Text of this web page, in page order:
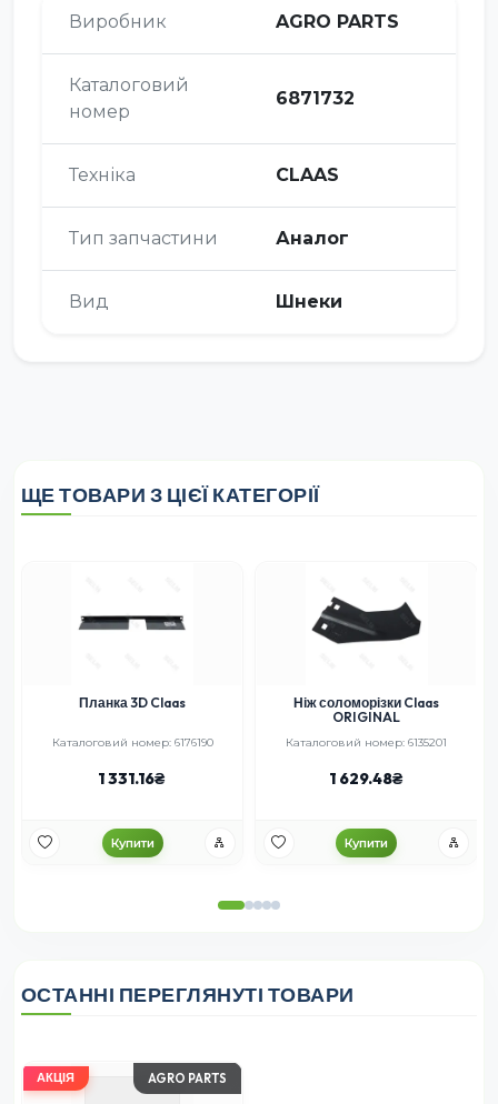
Виробник AGRO PARTS
Каталоговий
номер
6871732
Техніка CLAAS
Тип запчастини Аналог
Вид Шнеки
ЩЕ ТОВАРИ З ЦІЄЇ КАТЕГОРІЇ
Планка 3D Claas
Каталоговий номер: 6176190
1 331.16
Купити
Ніж соломорізки Claas
ORIGINAL
Каталоговий номер: 6135201
1 629.48
Купити
ОСТАННІ ПЕРЕГЛЯНУТІ ТОВАРИ
АКЦІЯ AGRO PARTS